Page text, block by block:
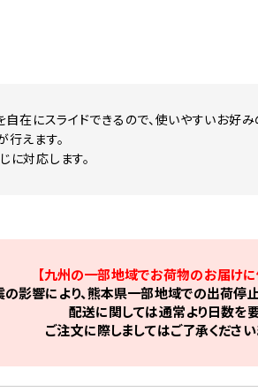
自在にスライドできるので、使いやすいお好
えます。
対応します。
【九州の一部地域でお荷物のお届けに
影響により、熊本県一部地域での出荷停
配送に関しては通常より日数を
ご注文に際しましてはご了承くださ